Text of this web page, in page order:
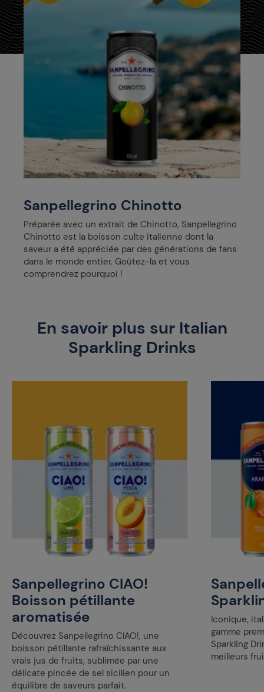
Sanpellegrino Chinotto
Préparée avec un extrait de Chinotto, Sanpellegrino
Chinotto est la boisson culte italienne dont la
saveur a été appréciée par des générations de fans
dans le monde entier. Goûtez-la et vous
comprendrez pourquoi !
En savoir plus sur Italian
Sparkling Drinks
Sanpellegrino CIAO!
Boisson pétillante
aromatisée
Découvrez Sanpellegrino CIAO!, une
boisson pétillante rafraîchissante aux
vrais jus de fruits, sublimée par une
délicate pincée de sel sicilien pour un
équilibre de saveurs parfait.
Iconique,
gamme
Sparkling
meilleurs